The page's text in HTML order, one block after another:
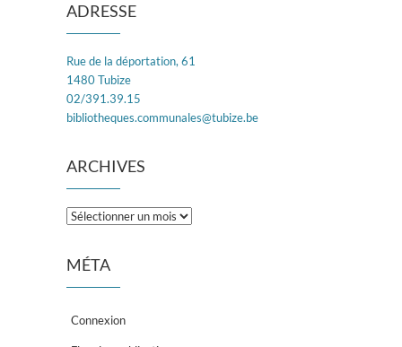
ADRESSE
Rue de la déportation, 61
1480 Tubize
02/391.39.15
bibliotheques.communales@tubize.be
ARCHIVES
Archives
MÉTA
Connexion